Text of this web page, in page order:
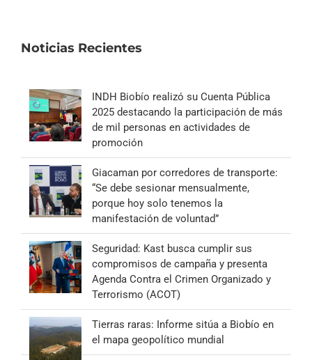
Noticias Recientes
INDH Biobío realizó su Cuenta Pública
2025 destacando la participación de más
de mil personas en actividades de
promoción
Giacaman por corredores de transporte:
“Se debe sesionar mensualmente,
porque hoy solo tenemos la
manifestación de voluntad”
Seguridad: Kast busca cumplir sus
compromisos de campaña y presenta
Agenda Contra el Crimen Organizado y
Terrorismo (ACOT)
Tierras raras: Informe sitúa a Biobío en
el mapa geopolítico mundial